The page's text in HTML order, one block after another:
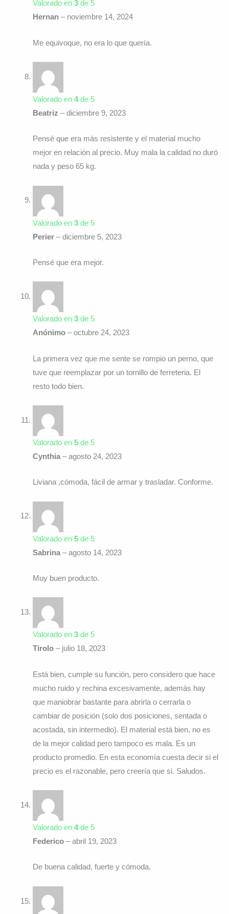
Valorado en 3de 5
Hernan – noviembre 14, 2024
Me equivoque, no era lo que quería.
Valorado en 4de 5
Beatriz – diciembre 9, 2023
Pensé que era más resistente y el material mucho
mejor en relación al precio. Muy mala la calidad no duró
nada y peso 65 kg.
Valorado en 3de 5
Perier – diciembre 5, 2023
Pensé que era mejor.
Valorado en 3de 5
Anónimo – octubre 24, 2023
La primera vez que me sente se rompio un perno, que
tuve que reemplazar por un tornillo de ferreteria. El
resto todo bien.
Valorado en 5de 5
Cynthia – agosto 24, 2023
Liviana ,cómoda, fácil de armar y trasladar. Conforme.
Valorado en 5de 5
Sabrina – agosto 14, 2023
Muy buen producto.
Valorado en 3de 5
Tirolo – julio 18, 2023
Está bien, cumple su función, pero considero que hace
mucho ruido y rechina excesivamente, además hay
que maniobrar bastante para abrirla o cerrarla o
cambiar de posición (solo dos posiciones, sentada o
acostada, sin intermedio). El material está bien, no es
de la mejor calidad pero tampoco es mala. Es un
producto promedio. En esta economía cuesta decir si el
precio es el razonable, pero creería que si. Saludos.
Valorado en 4de 5
Federico – abril 19, 2023
De buena calidad, fuerte y cómoda.